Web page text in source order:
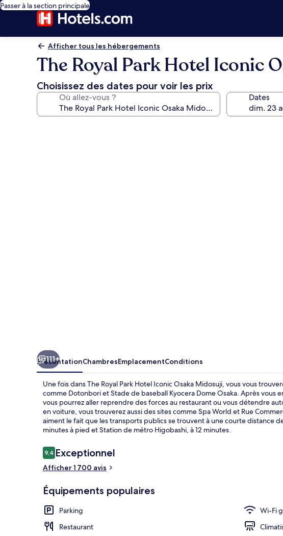
Passer à la section principale
Afficher tous les hébergements
The Royal Park Hotel Iconic
Choisissez des dates pour voir les prix
Où allez-vous ? Dates
111+
PrésentationChambresEmplacementConditions
Une fois dans The Royal Park Hotel Iconic Osaka Midosuji, vous vous
comme Dotonbori et Stade de baseball Kyocera Dome Osaka. Après vous
vous pourrez aller reprendre des forces au restaurant ou vous détendre
en voiture, vous trouverez aussi des sites comme Spa World et Rue
aiment le fait que les transports publics se trouvent à une courte distance
minutes à pied et Station de métro Higobashi, à 12 minutes.
Avis
voyageurs
9,49,4 sur 10
Exceptionnel
Afficher 1 700 avis
Équipements populaires
Parking
Wi-Fi
Restaurant